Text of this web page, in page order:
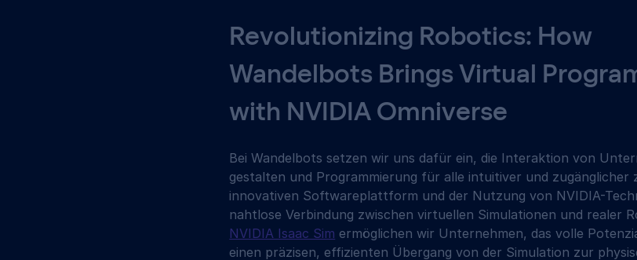
Revolutionizing Robotics: How
Wandelbots Brings Virtual
with NVIDIA Omniverse
Bei Wandelbots setzen wir uns dafür ein, die Interaktion von
gestalten und Programmierung für alle intuitiver und zugänglicher
innovativen Softwareplattform und der Nutzung von NVIDIA-
nahtlose Verbindung zwischen virtuellen Simulationen und realer
NVIDIA Isaac Sim ermöglichen wir Unternehmen, das volle
einen präzisen, effizienten Übergang von der Simulation zur